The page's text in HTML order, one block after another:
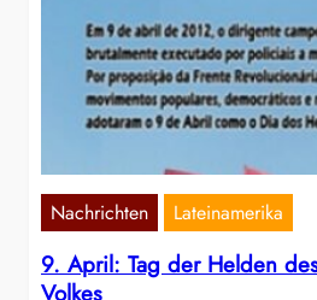
Nachrichten Lateinamerika
9. April: Tag der Helden